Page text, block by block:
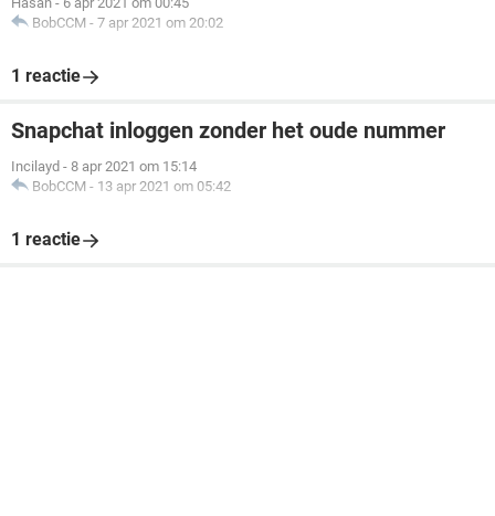
BobCCM - 7 apr 2021 om 20:02
1 reactie
Snapchat inloggen zonder het oude nummer
Incilayd - 8 apr 2021 om 15:14
BobCCM - 13 apr 2021 om 05:42
1 reactie